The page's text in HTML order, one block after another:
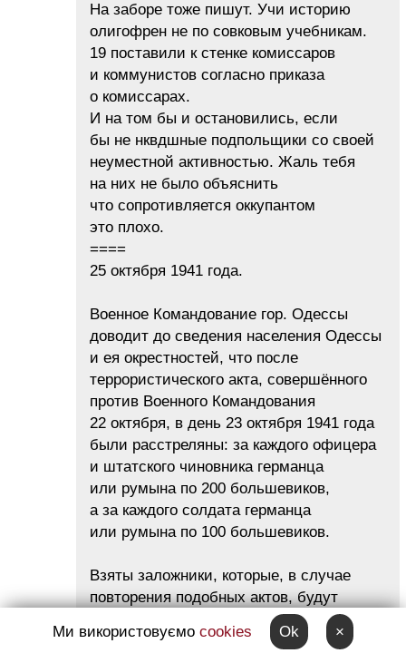
На заборе тоже пишут. Учи историю
олигофрен не по совковым учебникам.
19 поставили к стенке комиссаров
и коммунистов согласно приказа
о комиссарах.
И на том бы и остановились, если
бы не нквдшные подпольщики со своей
неуместной активностью. Жаль тебя
на них не было объяснить
что сопротивляется оккупантом
это плохо.
====
25 октября 1941 года.
Военное Командование гор. Одессы
доводит до сведения населения Одессы
и ея окрестностей, что после
террористического акта, совершённого
против Военного Командования
22 октября, в день 23 октября 1941 года
были расстреляны: за каждого офицера
и штатского чиновника германца
или румына по 200 большевиков,
а за каждого солдата германца
или румына по 100 большевиков.
Взяты заложники, которые, в случае
повторения подобных актов, будут
расстреляны совместно с их семьями.
Ми використовуємо cookies Ok ×